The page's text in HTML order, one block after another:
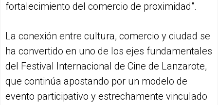
fortalecimiento del comercio de proximidad".
La conexión entre cultura, comercio y ciudad se
ha convertido en uno de los ejes fundamentales
del Festival Internacional de Cine de Lanzarote,
que continúa apostando por un modelo de
evento participativo y estrechamente vinculado